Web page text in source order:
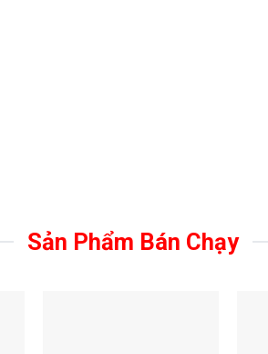
Sản Phẩm Bán Chạy